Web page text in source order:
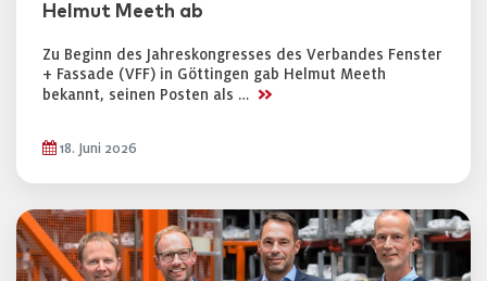
Helmut Meeth ab
Zu Beginn des Jahreskongresses des Verbandes Fenster
+ Fassade (VFF) in Göttingen gab Helmut Meeth
bekannt, seinen Posten als … >>
18. Juni 2026